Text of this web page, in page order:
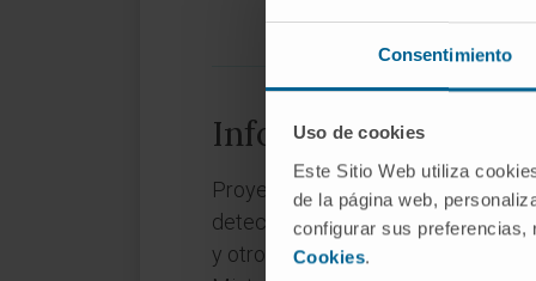
Consentimiento
Uso de cookies
Este Sitio Web utiliza
de la página web,
configurar sus preferencias,
Cookies.
Información del
Proyecto de investigación llamado
detección y posterior tratamiento
y otros daños cerebrales en